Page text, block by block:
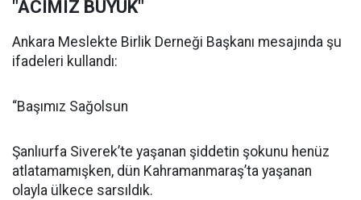
"ACIMIZ BÜYÜK"
Ankara Meslekte Birlik Derneği Başkanı mesajında şu
ifadeleri kullandı:
“Başımız Sağolsun
Şanlıurfa Siverek’te yaşanan şiddetin şokunu henüz
atlatamamışken, dün Kahramanmaraş’ta yaşanan
olayla ülkece sarsıldık.